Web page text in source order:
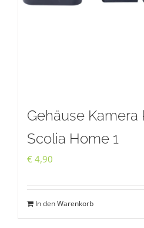
Gehäuse Kamera
Scolia Home 1
€ 4,90
In den Warenkorb